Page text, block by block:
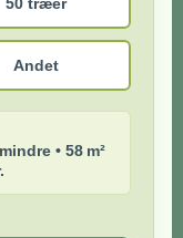
50 træer
Andet
• 58 m²